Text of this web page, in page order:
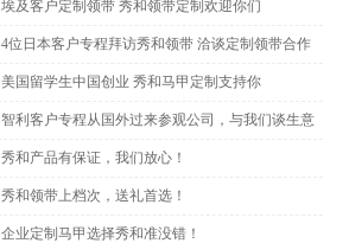
埃及客户定制领带 秀和领带定制欢迎你们
4位日本客户专程拜访秀和领带 洽谈定制领带合作
条款
美国留学生中国创业 秀和马甲定制支持你
智利客户专程从国外过来参观公司，与我们谈生意
秀和产品有保证，我们放心！
秀和领带上档次，送礼首选！
企业定制马甲选择秀和准没错！